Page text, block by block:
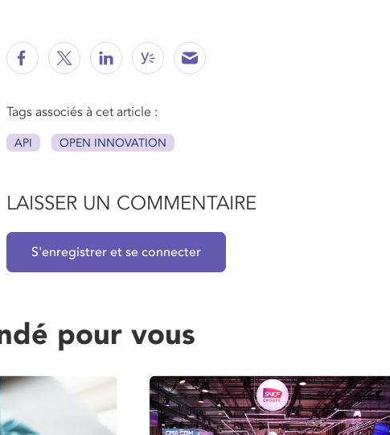
Tags associés à cet article :
API OPEN INNOVATION
LAISSER UN COMMENTAIRE
S'enregistrer et se connecter
pour vous